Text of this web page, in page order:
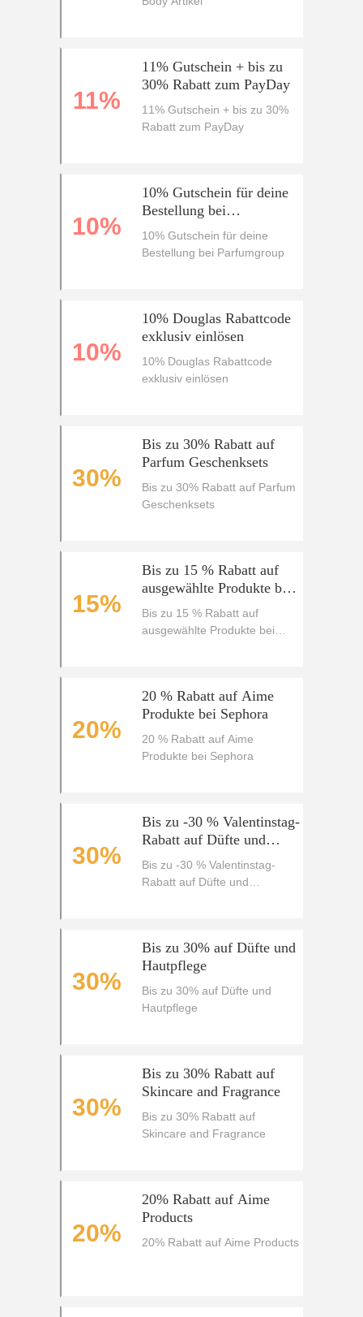
11%
11% Gutschein + bis zu
30% Rabatt zum PayDay
11% Gutschein + bis zu 30%
Rabatt zum PayDay
10%
10% Gutschein für deine
Bestellung bei
Parfumgroup
10% Gutschein für deine
Bestellung bei Parfumgroup
10%
10% Douglas Rabattcode
exklusiv einlösen
10% Douglas Rabattcode
exklusiv einlösen
30%
Bis zu 30% Rabatt auf
Parfum Geschenksets
Bis zu 30% Rabatt auf Parfum
Geschenksets
15%
Bis zu 15 % Rabatt auf
ausgewählte Produkte bei
Sephora
Bis zu 15 % Rabatt auf
ausgewählte Produkte bei
20%
20 % Rabatt auf Aime
Produkte bei Sephora
20 % Rabatt auf Aime
Produkte bei Sephora
30%
Bis zu -30 % Valentinstag-
Rabatt auf Düfte und
Hautpflege bei Sephora
Bis zu -30 % Valentinstag-
Rabatt auf Düfte und
30%
Bis zu 30% auf Düfte und
Hautpflege
Bis zu 30% auf Düfte und
Hautpflege
30%
Bis zu 30% Rabatt auf
Skincare and Fragrance
Bis zu 30% Rabatt auf
Skincare and Fragrance
20%
20% Rabatt auf Aime
Products
20% Rabatt auf Aime Products